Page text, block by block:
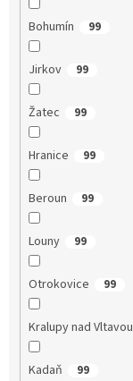
Bohumín 99
Jirkov 99
Žatec 99
Hranice 99
Beroun 99
Louny 99
Otrokovice 99
Kralupy nad Vltavou
Kadaň 99